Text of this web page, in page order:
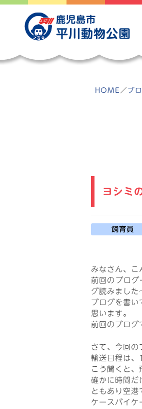
Skip
content
鹿児島市
平川動物公園
HOME ／ ブ
ヨシミ
飼育員
みなさん、こ
前回のブロ
グ読みました
ブログを書い
思います。
前回のブログ
さて、今回の
輸送日程は、
こう聞くと、
確かに時間だ
ともあり空
ケースバイケ